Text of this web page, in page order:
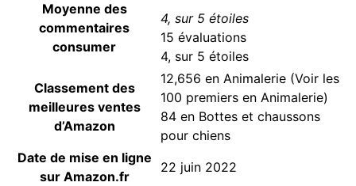
Moyenne des
commentaires
consumer
4, sur 5 étoiles
15 évaluations
4, sur 5 étoiles
Classement des
meilleures ventes
d’Amazon
12,656 en Animalerie (Voir les
100 premiers en Animalerie)
84 en Bottes et chaussons
pour chiens
Date de mise en ligne
sur Amazon.fr
22 juin 2022